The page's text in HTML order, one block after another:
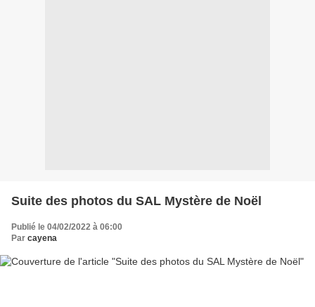
Suite des photos du SAL Mystère de Noël
Publié le 04/02/2022 à 06:00
Par cayena